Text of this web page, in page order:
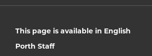
This page is available in English
Porth Staff